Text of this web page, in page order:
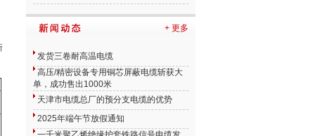
+ 更多
发货三卷耐高温电缆
高压/精密设备专用铜芯屏蔽电缆斩获大
单，成功售出1000米
天津市电缆总厂的预分支电缆的优势
2025年端午节放假通知